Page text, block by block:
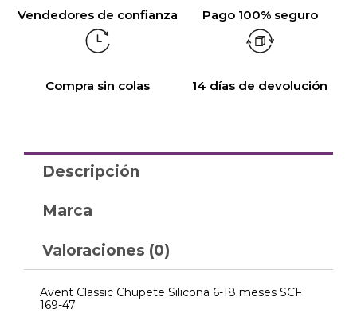
Vendedores de confianza Pago 100% seguro
Compra sin colas 14 días de devolución
Descripción
Marca
Valoraciones (0)
Avent Classic Chupete Silicona 6-18 meses SCF
169-47.